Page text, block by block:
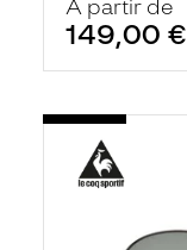
À partir de
149,00 €